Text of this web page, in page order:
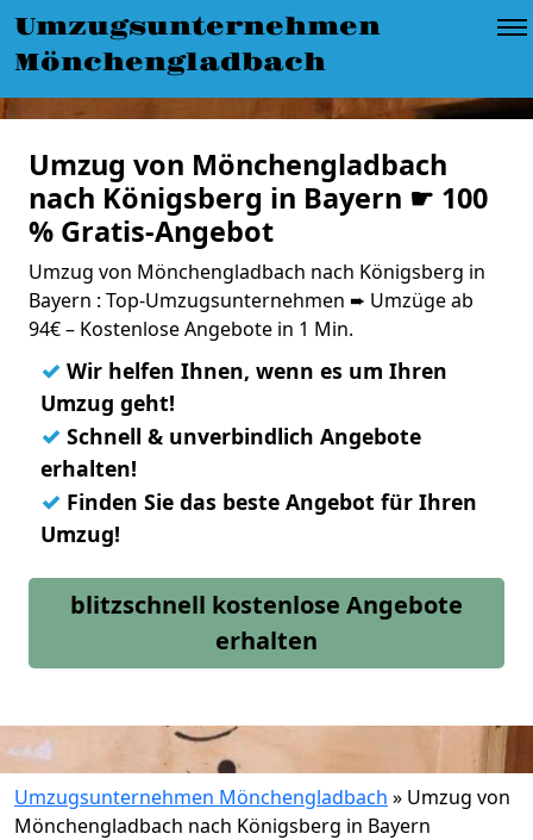
Umzugsunternehmen
Mönchengladbach
Umzug von Mönchengladbach
nach Königsberg in Bayern ☛ 100
% Gratis-Angebot
Umzug von Mönchengladbach nach Königsberg in
Bayern : Top-Umzugsunternehmen ➨ Umzüge ab
94€ – Kostenlose Angebote in 1 Min.
✓ Wir helfen Ihnen, wenn es um Ihren
Umzug geht!
✓ Schnell & unverbindlich Angebote
erhalten!
✓ Finden Sie das beste Angebot für Ihren
Umzug!
blitzschnell kostenlose Angebote
erhalten
Umzugsunternehmen Mönchengladbach » Umzug von
Mönchengladbach nach Königsberg in Bayern